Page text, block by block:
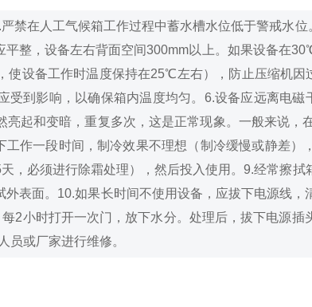
严禁在人工气候箱工作过程中蓄水槽水位低于警戒水位
整，设备左右背面空间300mm以上。如果设备在
设备工作时温度保持在25℃左右），防止压缩机因
到影响，以确保箱内温度均匀。 6.设备应远离电磁
起和变暗，重复多次，这是正常现象。一般来说，
工作一段时间，制冷效果不理想（制冷缓慢或静差）
，必须进行除霜处理），然后投入使用。9.经常擦拭
表面。 10.如果长时间不使用设备，应拔下电源线，
2小时打开一次门，放下水分。处理后，拔下电源插
员或厂家进行维修。